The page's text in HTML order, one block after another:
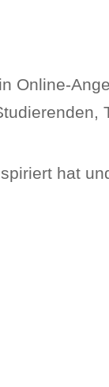
Online-
hat